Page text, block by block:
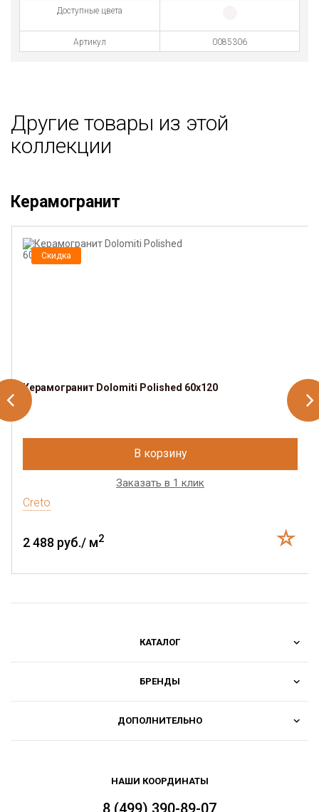
Доступные цвета
Артикул 0085306
Другие товары из этой
коллекции
Керамогранит
Скидка
Керамогранит Dolomiti Polished 60х120
В корзину
Заказать в 1 клик
Creto
2 488 руб./ м2
КАТАЛОГ
БРЕНДЫ
ДОПОЛНИТЕЛЬНО
НАШИ КООРДИНАТЫ
8 (499) 390-89-07